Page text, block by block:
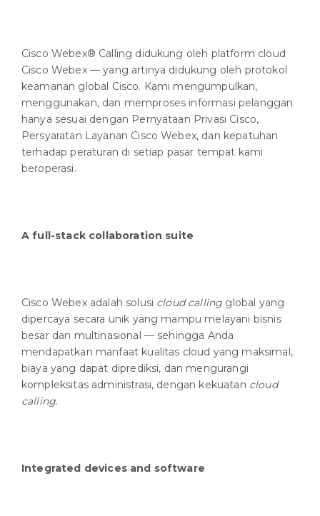
Cisco Webex® Calling didukung oleh platform cloud
Cisco Webex — yang artinya didukung oleh protokol
keamanan global Cisco. Kami mengumpulkan,
menggunakan, dan memproses informasi pelanggan
hanya sesuai dengan Pernyataan Privasi Cisco,
Persyaratan Layanan Cisco Webex, dan kepatuhan
terhadap peraturan di setiap pasar tempat kami
beroperasi.
A full-stack collaboration suite
Cisco Webex adalah solusi cloud calling global yang
dipercaya secara unik yang mampu melayani bisnis
besar dan multinasional — sehingga Anda
mendapatkan manfaat kualitas cloud yang maksimal,
biaya yang dapat diprediksi, dan mengurangi
kompleksitas administrasi, dengan kekuatan cloud
calling.
Integrated devices and software